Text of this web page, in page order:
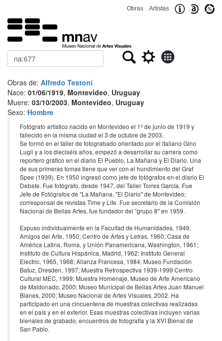
Obras Artistas
Buscar
Obras de: Alfredo Testoni
Nace: 01/06/1919, Montevideo, Uruguay
Muere: 03/10/2003, Montevideo, Uruguay
Sexo: Hombre
Fotógrafo artístico nacido en Montevideo el 1º de junio de 1919 y
fallecido en la misma ciudad el 3 de octubre de 2003.
Se formó en el taller de fotograbado orientado por el italiano Gino
Lugli y a los dieciséis años, empezó a desarrollar su carrera como
reportero gráfico en el diario El Pueblo, La Mañana y El Diario. Una
de sus primeras tomas tiene que ver con el hundimiento del Graf
Spee (1939). En 1950 ingresó como jefe de fotógrafos en el diario El
Debate. Fue fotógrafo, desde 1947, del Taller Torres García. Fue
Jefe de Fotógrafos de "La Mañana, "El Diario" de Montevideo;
corresponsal de revistas Time y Life. Fue secretario de la Comisión
Nacional de Bellas Artes, fue fundador del "grupo 8" en 1959.
Expuso individualmente en la Facultad de Humanidades, 1949;
Amigos del Arte, 1950; Centro de Artes y Letras, 1960; Casa de
América Latina, Roma, y Unión Panamericana, Washington, 1961;
Instituto de Cultura Hispánica, Madrid, 1962; Instituto General
Electric, 1965, 1968; Alianza Francesa, 1984; Museo Fundación
Batuz, Dresden, 1997; Muestra Retrospectiva 1939-1999 Centro
Cultural MEC, 1999; Muestra Homenaje, Museo de Arte Americano
de Maldonado, 2000; Museo Municipal de Bellas Artes Juan Manuel
Blanes, 2000; Museo Nacional de Artes Visuales, 2002. Ha
participado en una cincuentena de muestras colectivas realizadas
en el país y en el exterior. Esas muestras colectivas incluyen varias
bienales de grabado, encuentros de fotografía y la XVI Bienal de
San Pablo.